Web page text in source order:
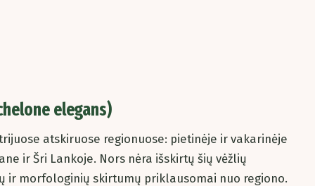
elegans)
atskiruose regionuose: pietinėje ir vakarinėje
ir Šri Lankoje. Nors nėra išskirtų šių vėžlių
ir morfologinių skirtumų priklausomai nuo regiono.